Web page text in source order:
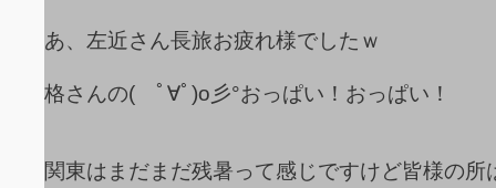
あ、左近さん長旅お疲れ様でしたｗ
格さんの( ﾟ∀ﾟ)o彡°おっぱい！おっぱい！
関東はまだまだ残暑って感じですけど皆様の所